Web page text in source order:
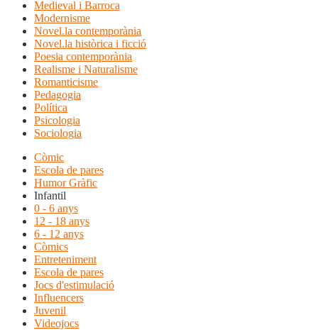
Medieval i Barroca
Modernisme
Novel.la contemporània
Novel.la històrica i ficció
Poesia contemporània
Realisme i Naturalisme
Romanticisme
Pedagogia
Política
Psicologia
Sociologia
Còmic
Escola de pares
Humor Gràfic
Infantil
0 - 6 anys
12 - 18 anys
6 - 12 anys
Còmics
Entreteniment
Escola de pares
Jocs d'estimulació
Influencers
Juvenil
Videojocs